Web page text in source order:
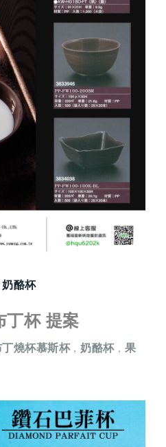
奶酪杯
丁杯 提案
丁燒杯慕斯杯，奶酪杯，果